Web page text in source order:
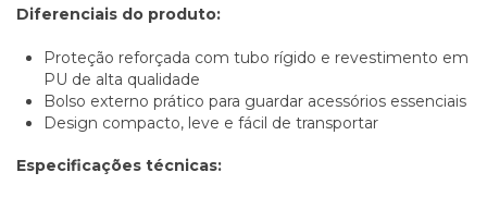
Diferenciais do produto:
Proteção reforçada com tubo rígido e revestimento em
PU de alta qualidade
Bolso externo prático para guardar acessórios essenciais
Design compacto, leve e fácil de transportar
Especificações técnicas: